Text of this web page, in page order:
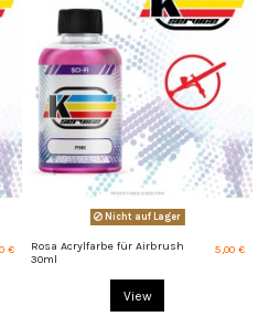
€
Nicht auf Lager
Rosa Acrylfarbe für Airbrush
30ml
5,00 €
View